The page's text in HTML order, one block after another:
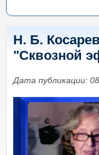
Н. Б.
"Сквозной
Дата публикации: